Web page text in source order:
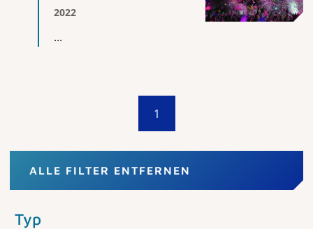
2022
...
1
ALLE FILTER ENTFERNEN
Typ